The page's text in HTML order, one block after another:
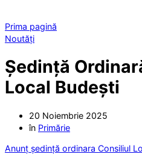
Prima pagină
Noutăți
Ședință
Local Budești
20 Noiembrie 2025
în Primărie
Anunț ședință ordinara Consiliul